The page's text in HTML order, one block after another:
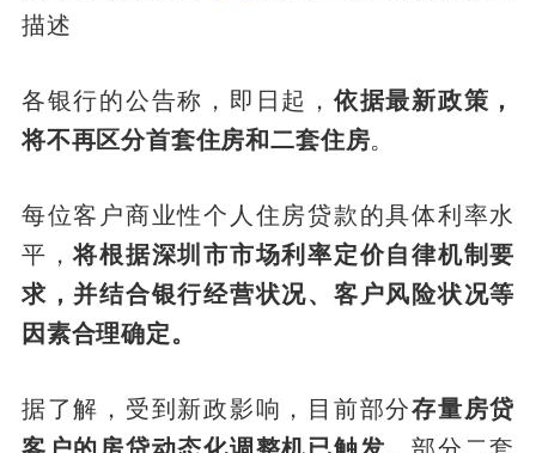
描述
各银行的公告称，即日起， 依据最新政策，
将不再区分首套住房和二套住房。
每位客户商业性个人住房贷款的具体利率水
平，将根据深圳市市场利率定价自律机制要
求，并结合银行经营状况、客户风险状况等
因素合理确定。
据了解，受到新政影响，目前部分存量房贷
客户的房贷动态化调整机已触发 ，部分二套